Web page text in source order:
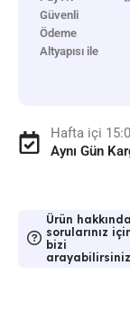
Güvenli
Ödeme
Altyapısı ile
Hafta içi
Aynı Gün
Ürün
sorularınız
bizi
arayabilirsiniz